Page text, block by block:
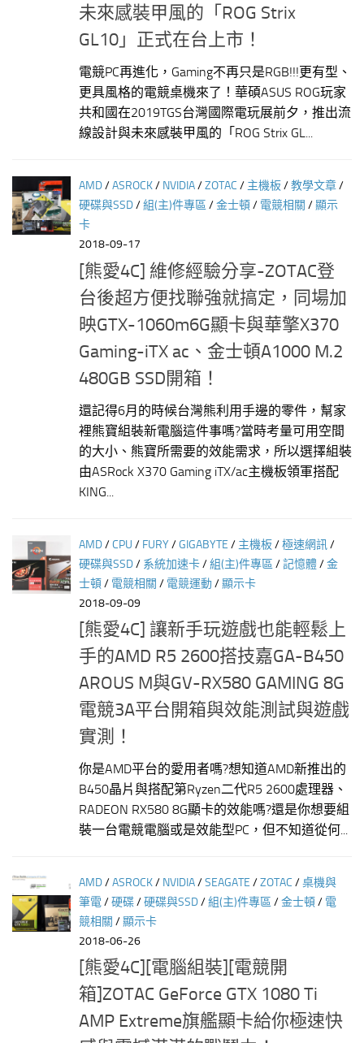
未來感裝甲風的「ROG Strix
GL10」正式在台上市！
電競PC再進化，Gaming不再只是RGB!!!更有型、
更具風格的電競桌機來了！華碩ASUS ROG玩家
共和國在2019TGS台灣國際電玩展前夕，推出流
線設計與未來感裝甲風的「ROG Strix GL...
AMD/ASROCK/ NVIDIA/ZOTAC /主機板/教學文章/
硬碟與SSD/組(主)件專區/金士頓/ 電競相關 /顯示
卡
2018-09-17
[熊愛4C] 維修經驗分享-ZOTAC登
台後超方便找聯強就搞定，同場加
映GTX-1060m6G顯卡與華擎X370
Gaming-iTX ac、金士頓A1000 M.2
480GB SSD開箱！
還記得6月的時候台灣熊利用手邊的零件，幫家
裡熊寶組裝新電腦這件事嗎?當時考量可用空間
的大小、熊寶所需要的效能需求，所以選擇組裝
由ASRock X370 Gaming iTX/ac主機板領軍搭配
KING...
AMD/CPU / FURY/GIGABYTE / 主機板/極速網訊/
硬碟與SSD/ 系統加速卡/組(主)件專區 /記憶體/金
士頓/ 電競相關 / 電競運動/顯示卡
2018-09-09
[熊愛4C] 讓新手玩遊戲也能輕鬆上
手的AMD R5 2600搭技嘉GA-B450
AROUS M與GV-RX580 GAMING 8G
電競3A平台開箱與效能測試與遊戲
實測！
你是AMD平台的愛用者嗎?想知道AMD新推出的
B450晶片與搭配第Ryzen二代R5 2600處理器、
RADEON RX580 8G顯卡的效能嗎?還是你想要組
裝一台電競電腦或是效能型PC，但不知道從何...
AMD/ASROCK/ NVIDIA/SEAGATE /ZOTAC /桌機與
筆電/硬碟/硬碟與SSD/組(主)件專區 /金士頓/ 電
競相關 /顯示卡
2018-06-26
[熊愛4C][電腦組裝][電競開
箱]ZOTAC GeForce GTX 1080 Ti
AMP Extreme旗艦顯卡給你極速快